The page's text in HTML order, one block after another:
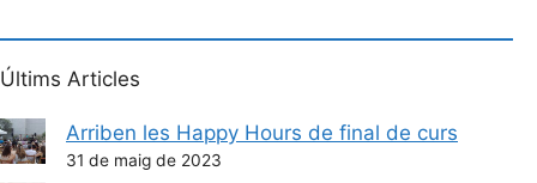
Últims Articles
Arriben les Happy Hours de final de curs
31 de maig de 2023